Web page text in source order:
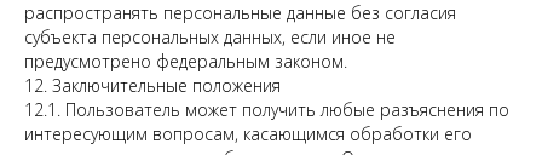
распространять персональные данные без согласия
субъекта персональных данных, если иное не
предусмотрено федеральным законом.
12. Заключительные положения
12.1. Пользователь может получить любые разъяснения по
интересующим вопросам, касающимся обработки его